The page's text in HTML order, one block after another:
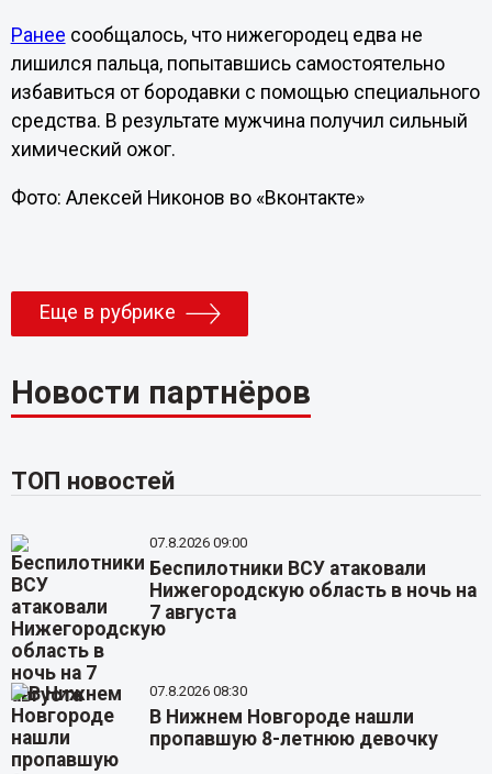
Ранее сообщалось, что нижегородец едва не
лишился пальца, попытавшись самостоятельно
избавиться от бородавки с помощью специального
средства. В результате мужчина получил сильный
химический ожог.
Фото: Алексей Никонов во «Вконтакте»
Еще в рубрике
Новости партнёров
ТОП новостей
07.8.2026 09:00
Беспилотники ВСУ атаковали
Нижегородскую область в ночь на
7 августа
07.8.2026 08:30
В Нижнем Новгороде нашли
пропавшую 8-летнюю девочку